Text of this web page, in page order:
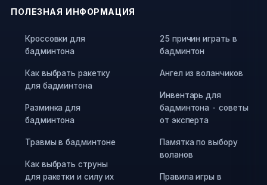
ПОЛЕЗНАЯ ИНФОРМАЦИЯ
Кроссовки для
бадминтона
Как выбрать ракетку
для бадминтона
Разминка для
бадминтона
Травмы в бадминтоне
Как выбрать струны
для ракетки и силу их
25 причин играть в
бадминтон
Ангел из воланчиков
Инвентарь для
бадминтона - советы
от эксперта
Памятка по выбору
воланов
Правила игры в